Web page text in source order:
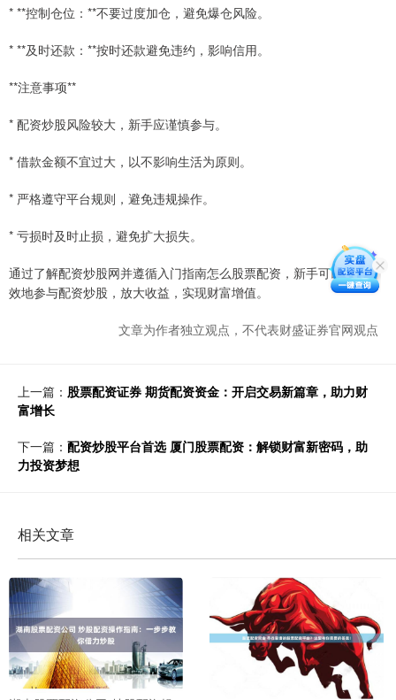
* **控制仓位：**不要过度加仓，避免爆仓风险。
* **及时还款：**按时还款避免违约，影响信用。
**注意事项**
* 配资炒股风险较大，新手应谨慎参与。
* 借款金额不宜过大，以不影响生活为原则。
* 严格遵守平台规则，避免违规操作。
* 亏损时及时止损，避免扩大损失。
通过了解配资炒股网并遵循入门指南怎么股票配资，新手可以安全有
效地参与配资炒股，放大收益，实现财富增值。
文章为作者独立观点，不代表财盛证券官网观点
上一篇： 股票配资证券 期货配资资金：开启交易新篇章，助力财
富增长
下一篇： 配资炒股平台首选 厦门股票配资：解锁财富新密码，助
力投资梦想
相关文章